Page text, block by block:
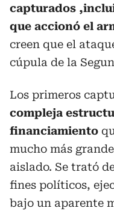
capturados
que accionó el
creen que el
cúpula de la
Los primeros
compleja
financiamiento
mucho más
aislado. Se trató
fines políticos,
bajo un aparente